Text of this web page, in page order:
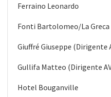
Ferraino Leonardo
Fonti Bartolomeo/La Greca
Giuffré Giuseppe (Dirigente
Gullifa Matteo (Dirigente
Hotel Bouganville